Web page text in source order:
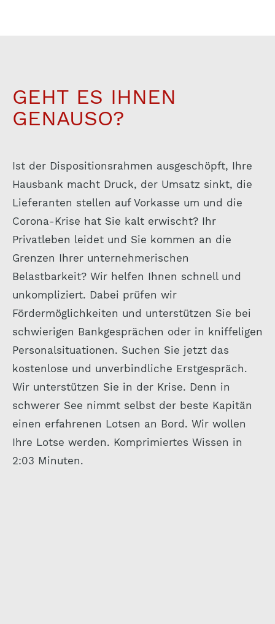
GEHT ES IHNEN
GENAUSO?
Ist der Dispositionsrahmen ausgeschöpft, Ihre
Hausbank macht Druck, der Umsatz sinkt, die
Lieferanten stellen auf Vorkasse um und die
Corona-Krise hat Sie kalt erwischt? Ihr
Privatleben leidet und Sie kommen an die
Grenzen Ihrer unternehmerischen
Belastbarkeit? Wir helfen Ihnen schnell und
unkompliziert. Dabei prüfen wir
Fördermöglichkeiten und unterstützen Sie bei
schwierigen Bankgesprächen oder in kniffeligen
Personalsituationen. Suchen Sie jetzt das
kostenlose und unverbindliche Erstgespräch.
Wir unterstützen Sie in der Krise. Denn in
schwerer See nimmt selbst der beste Kapitän
einen erfahrenen Lotsen an Bord. Wir wollen
Ihre Lotse werden. Komprimiertes Wissen in
2:03 Minuten.